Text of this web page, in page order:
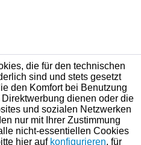
die für den technischen
sind und stets gesetzt
den Komfort bei Benutzung
dienen oder die
und sozialen Netzwerken
nur mit Ihrer Zustimmung
nicht-essentiellen Cookies
hier auf konfigurieren, für